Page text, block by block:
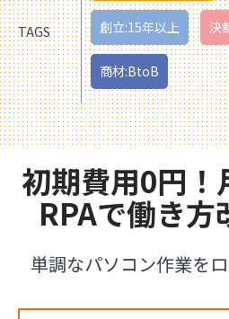
TAGS 創立:15年以上 決
商材:BtoB
初期費用0円！
RPAで働き方
単調なパソコン作業を